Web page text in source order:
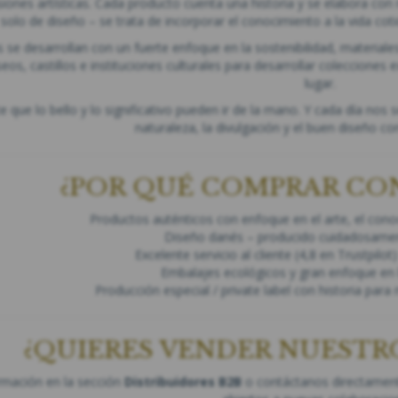
solo de diseño – se trata de incorporar el conocimiento a la vida
desarrollan con un fuerte enfoque en la sostenibilidad,
castillos e instituciones culturales para desarrollar colecciones
lugar.
que lo bello y lo significativo pueden ir de la mano. Y cada día
naturaleza, la divulgación y el buen diseño
¿POR QUÉ COMPRAR
Productos auténticos con enfoque en el arte, el
Diseño danés – producido
Excelente servicio al cliente (4,8 en
Embalajes ecológicos y gran enfoque
Producción especial / private label con historia para
¿QUIERES VENDER
en la sección Distribuidores B2Bo contáctanos